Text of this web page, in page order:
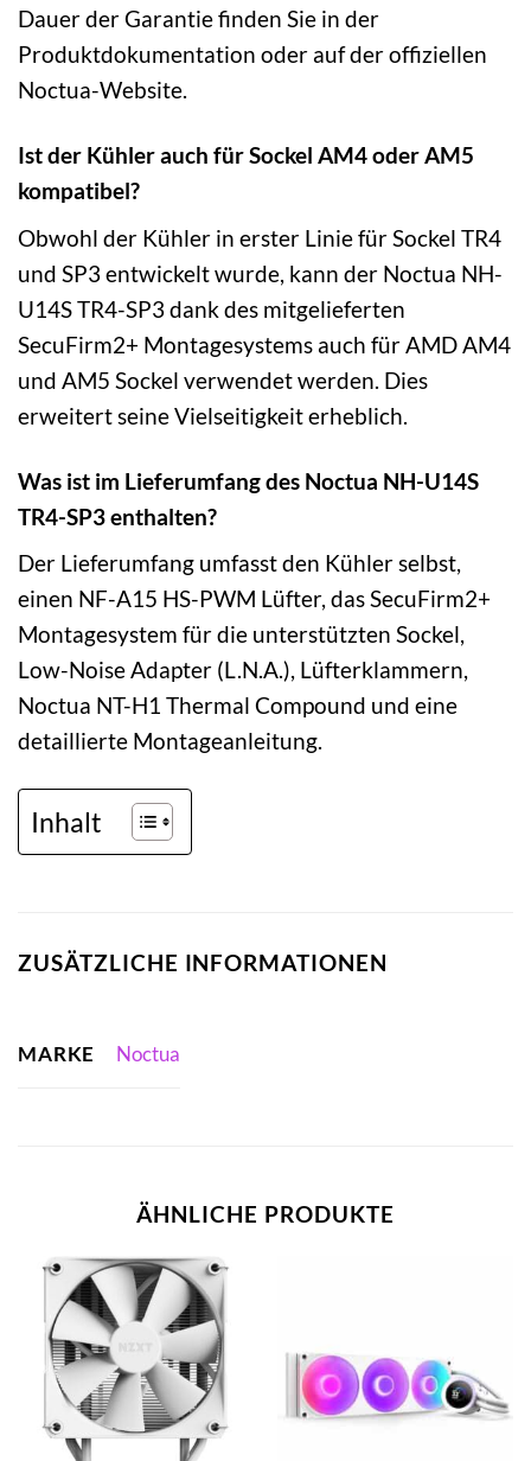
Dauer der Garantie finden Sie in der
Produktdokumentation oder auf der offiziellen
Noctua-Website.
Ist der Kühler auch für Sockel AM4 oder AM5
kompatibel?
Obwohl der Kühler in erster Linie für Sockel TR4
und SP3 entwickelt wurde, kann der Noctua NH-
U14S TR4-SP3 dank des mitgelieferten
SecuFirm2+ Montagesystems auch für AMD AM4
und AM5 Sockel verwendet werden. Dies
erweitert seine Vielseitigkeit erheblich.
Was ist im Lieferumfang des Noctua NH-U14S
TR4-SP3 enthalten?
Der Lieferumfang umfasst den Kühler selbst,
einen NF-A15 HS-PWM Lüfter, das SecuFirm2+
Montagesystem für die unterstützten Sockel,
Low-Noise Adapter (L.N.A.), Lüfterklammern,
Noctua NT-H1 Thermal Compound und eine
detaillierte Montageanleitung.
Inhalt
ZUSÄTZLICHE INFORMATIONEN
MARKE Noctua
ÄHNLICHE PRODUKTE